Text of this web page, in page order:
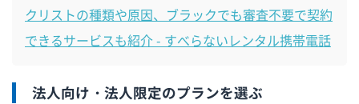
クリストの種類や原因、ブラックでも審査不要で契約
できるサービスも紹介 - すべらないレンタル携帯電話
法人向け・法人限定のプランを選ぶ